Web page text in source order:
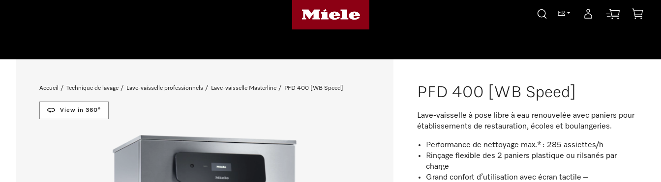
FR
Accueil Technique de lavage Lave-vaisselle professionnels Lave-vaisselle Masterline PFD 400 [WB Speed]
View in 360°
PFD 400 [WB Speed]
Lave-vaisselle à pose libre à eau renouvelée avec paniers pour
établissements de restauration, écoles et boulangeries.
Performance de nettoyage max.* : 285 assiettes/h
Rinçage flexible des 2 paniers plastique ou rilsanés par
charge
Grand confort d’utilisation avec écran tactile –